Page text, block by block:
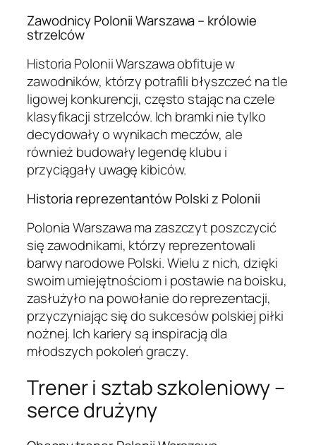
Zawodnicy Polonii Warszawa – królowie
strzelców
Historia Polonii Warszawa obfituje w
zawodników, którzy potrafili błyszczeć na tle
ligowej konkurencji, często stając na czele
klasyfikacji strzelców. Ich bramki nie tylko
decydowały o wynikach meczów, ale
również budowały legendę klubu i
przyciągały uwagę kibiców.
Historia reprezentantów Polski z Polonii
Polonia Warszawa ma zaszczyt poszczycić
się zawodnikami, którzy reprezentowali
barwy narodowe Polski. Wielu z nich, dzięki
swoim umiejętnościom i postawie na boisku,
zasłużyło na powołanie do reprezentacji,
przyczyniając się do sukcesów polskiej piłki
nożnej. Ich kariery są inspiracją dla
młodszych pokoleń graczy.
Trener i sztab szkoleniowy –
serce drużyny